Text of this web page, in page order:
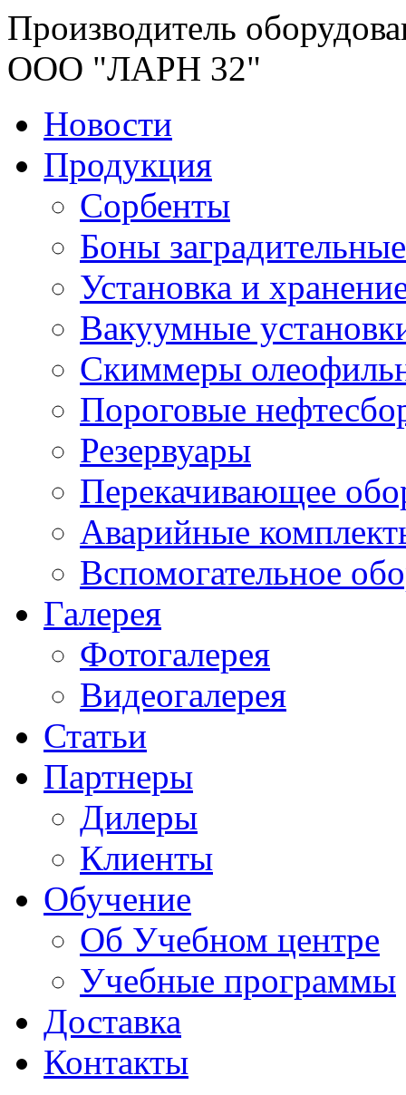
Производитель
ООО "ЛАРН 32"
Новости
Продукция
Сорбенты
Боны заградительные
Установка и
Вакуумные
Скиммеры
Пороговые
Резервуары
Перекачивающее
Аварийные
Вспомогательное
Галерея
Фотогалерея
Видеогалерея
Статьи
Партнеры
Дилеры
Клиенты
Обучение
Об Учебном центре
Учебные программы
Доставка
Контакты